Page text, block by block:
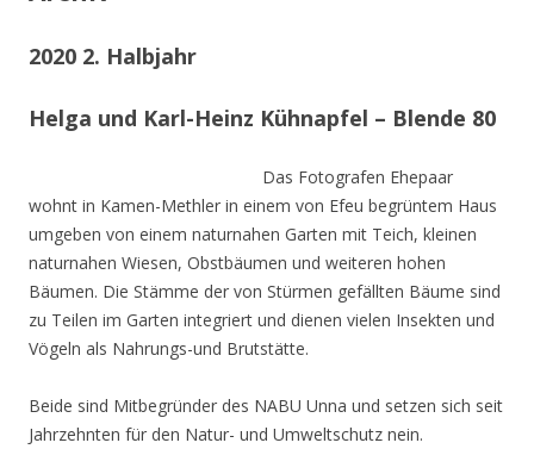
2020 2. Halbjahr
Helga und Karl-Heinz Kühnapfel – Blende 80
Das Fotografen Ehepaar
wohnt in Kamen-Methler in einem von Efeu begrüntem Haus
umgeben von einem naturnahen Garten mit Teich, kleinen
naturnahen Wiesen, Obstbäumen und weiteren hohen
Bäumen. Die Stämme der von Stürmen gefällten Bäume sind
zu Teilen im Garten integriert und dienen vielen Insekten und
Vögeln als Nahrungs-und Brutstätte.
Beide sind Mitbegründer des NABU Unna und setzen sich seit
Jahrzehnten für den Natur- und Umweltschutz nein.